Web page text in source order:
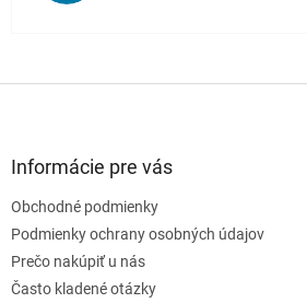
Informácie pre vás
Obchodné podmienky
Podmienky ochrany osobných údajov
Prečo nakúpiť u nás
Často kladené otázky